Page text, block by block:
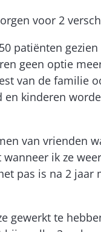
voor 2
patiënten
geen optie
van de familie
kinderen
van vrienden
ik ze
pas is na 2 jaar
gewerkt te